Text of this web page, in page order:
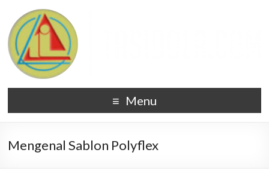
Menu
Mengenal Sablon Polyflex